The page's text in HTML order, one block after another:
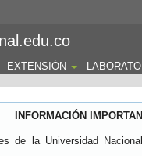
EXTENSIÓN
INFORMACIÓN
de la Universidad